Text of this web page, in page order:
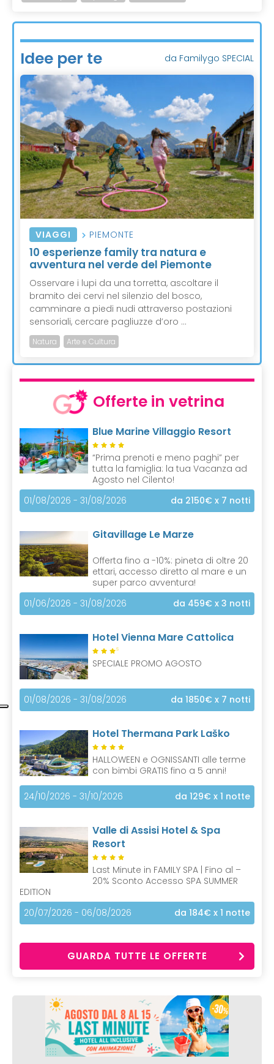
Idee per te da Familygo SPECIAL
VIAGGI PIEMONTE
10 esperienze family tra natura e
avventura nel verde del Piemonte
Osservare i lupi da una torretta, ascoltare il
bramito dei cervi nel silenzio del bosco,
camminare a piedi nudi attraverso postazioni
sensoriali, cercare pagliuzze d’oro ...
Natura Arte e Cultura
Offerte in vetrina
Blue Marine Villaggio Resort
“Prima prenoti e meno paghi” per
tutta la famiglia: la tua Vacanza ad
Agosto nel Cilento!
01/08/2026 - 31/08/2026
da 2150€ x 7 notti
Gitavillage Le Marze
Offerta fino a -10%: pineta di oltre 20
ettari, accesso diretto al mare e un
super parco avventura!
01/06/2026 - 31/08/2026
da 459€ x 3 notti
Hotel Vienna Mare Cattolica
S
SPECIALE PROMO AGOSTO
01/08/2026 - 31/08/2026 da 1850€ x 7 notti
Hotel Thermana Park Laško
HALLOWEEN e OGNISSANTI alle terme
con bimbi GRATIS fino a 5 anni!
24/10/2026 - 31/10/2026 da 129€ x 1 notte
Valle di Assisi Hotel & Spa
Resort
Last Minute in FAMILY SPA | Fino al –
20% Sconto Accesso SPA SUMMER
EDITION
20/07/2026 - 06/08/2026
da 184€ x 1 notte
GUARDA TUTTE LE OFFERTE